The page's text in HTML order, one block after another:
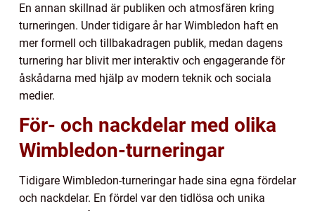
En annan skillnad är publiken och atmosfären kring
turneringen. Under tidigare år har Wimbledon haft en
mer formell och tillbakadragen publik, medan dagens
turnering har blivit mer interaktiv och engagerande för
åskådarna med hjälp av modern teknik och sociala
medier.
För- och nackdelar med olika
Wimbledon-turneringar
Tidigare Wimbledon-turneringar hade sina egna fördelar
och nackdelar. En fördel var den tidlösa och unika